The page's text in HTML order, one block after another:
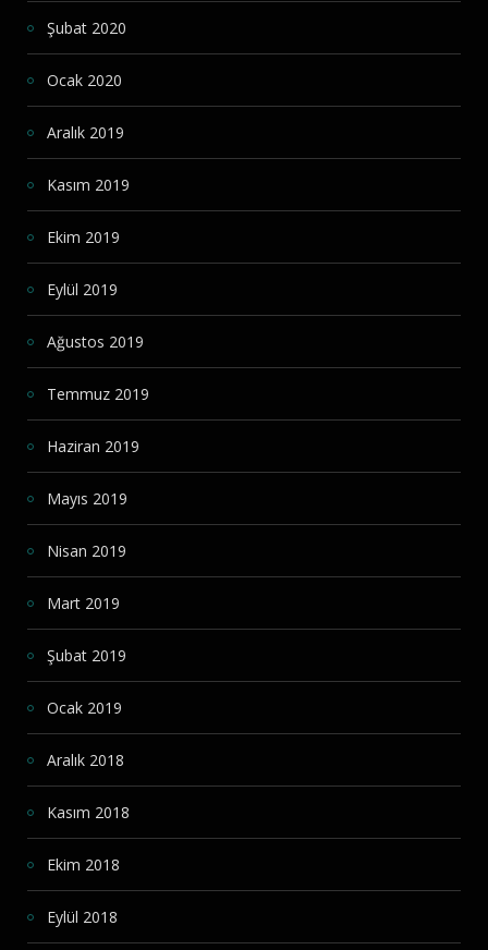
Şubat 2020
Ocak 2020
Aralık 2019
Kasım 2019
Ekim 2019
Eylül 2019
Ağustos 2019
Temmuz 2019
Haziran 2019
Mayıs 2019
Nisan 2019
Mart 2019
Şubat 2019
Ocak 2019
Aralık 2018
Kasım 2018
Ekim 2018
Eylül 2018